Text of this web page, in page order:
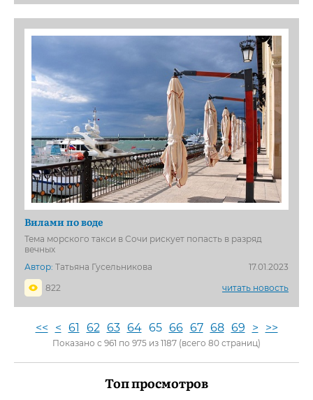
Вилами по воде
Тема морского такси в Сочи рискует попасть в разряд
вечных
Автор: Татьяна Гусельникова
17.01.2023
822
читать новость
<< < 61 62 63 64 65 66 67 68 69 > >>
Показано с 961 по 975 из 1187 (всего 80 страниц)
Топ просмотров